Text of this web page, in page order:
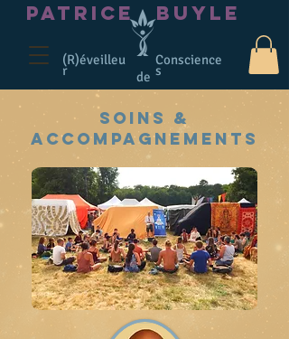
BUYLE
PATRICE
(R)éveilleu
r
Conscience
s
de
SOINS &
ACCOMPAGNEMENTS